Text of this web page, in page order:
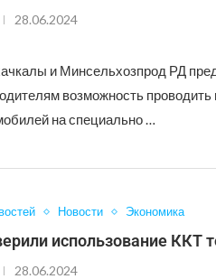
28.06.2024
и Минсельхозпрод РД
возможность
на специально …
Новости Экономика
использование ККТ
28.06.2024